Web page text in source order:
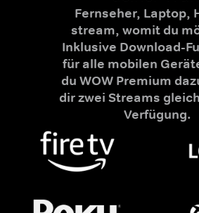
Fernseher, Laptop,
stream, womit du
Inklusive Download-
für alle mobilen
du WOW Premium
dir zwei Streams
Verfügung.